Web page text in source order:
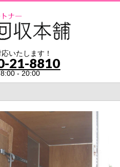
いたします！
21-8810
- 20:00